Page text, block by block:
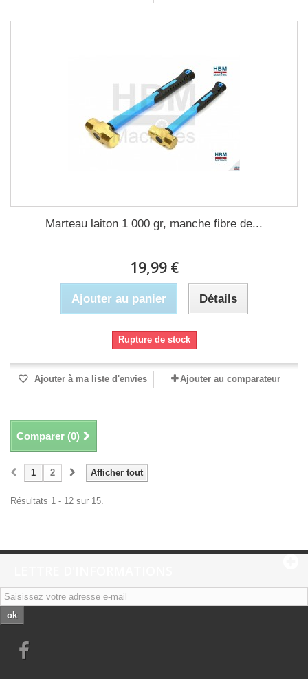
Marteau laiton 1 000 gr, manche fibre de...
19,99 €
Ajouter au panier Détails
Rupture de stock
Ajouter à ma liste d'envies Ajouter au comparateur
Comparer (0)
Afficher tout
1 2
Résultats 1 - 12 sur 15.
ok